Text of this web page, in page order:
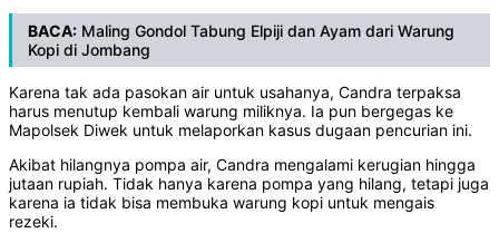
BACA: Maling Gondol Tabung Elpiji dan Ayam dari Warung
Kopi di Jombang
Karena tak ada pasokan air untuk usahanya, Candra terpaksa
harus menutup kembali warung miliknya. Ia pun bergegas ke
Mapolsek Diwek untuk melaporkan kasus dugaan pencurian ini.
Akibat hilangnya pompa air, Candra mengalami kerugian hingga
jutaan rupiah. Tidak hanya karena pompa yang hilang, tetapi juga
karena ia tidak bisa membuka warung kopi untuk mengais
rezeki.